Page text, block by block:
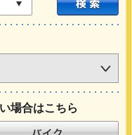
場合はこちら